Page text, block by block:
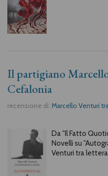
Il partigiano
Cefalonia
recensione di: Marcello Venturi
Da "Il Fatto
Novelli su
Venturi tra